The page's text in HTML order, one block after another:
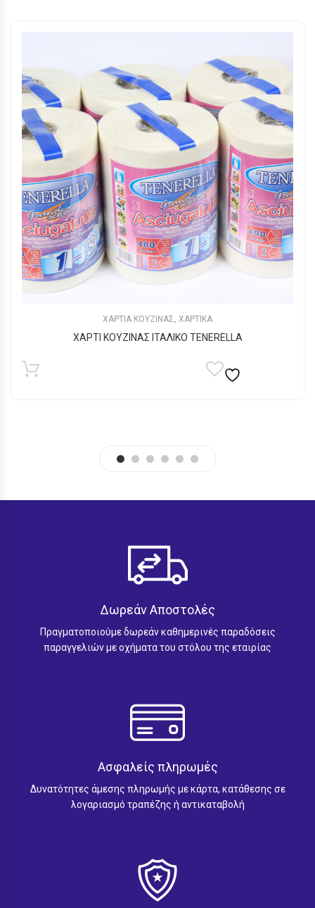
ΧΑΡΤΙΑ ΚΟΥΖΙΝΑΣ, ΧΑΡΤΙΚΑ
ΧΑΡΤΙ ΚΟΥΖΙΝΑΣ ΙΤΑΛΙΚΟ TENERELLA
Δωρεάν Αποστολές
Πραγματοποιούμε δωρεάν καθημερινές παραδόσεις
παραγγελιών με οχήματα του στόλου της εταιρίας
Ασφαλείς πληρωμές
Δυνατότητες άμεσης πληρωμής με κάρτα, κατάθεσης σε
λογαριασμό τραπέζης ή αντικαταβολή